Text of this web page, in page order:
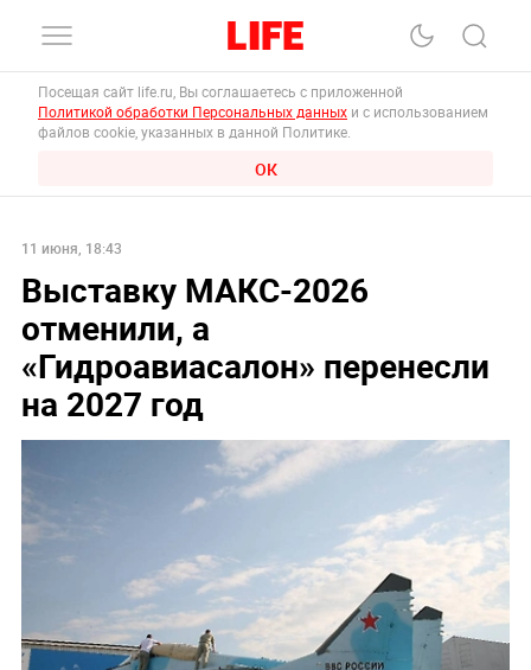
Посещая сайт life.ru, Вы соглашаетесь с приложенной
Политикой обработки Персональных данных и с использованием
файлов cookie, указанных в данной Политике.
ОК
11 июня, 18:43
Выставку МАКС-2026
отменили, а
«Гидроавиасалон» перенесли
на 2027 год